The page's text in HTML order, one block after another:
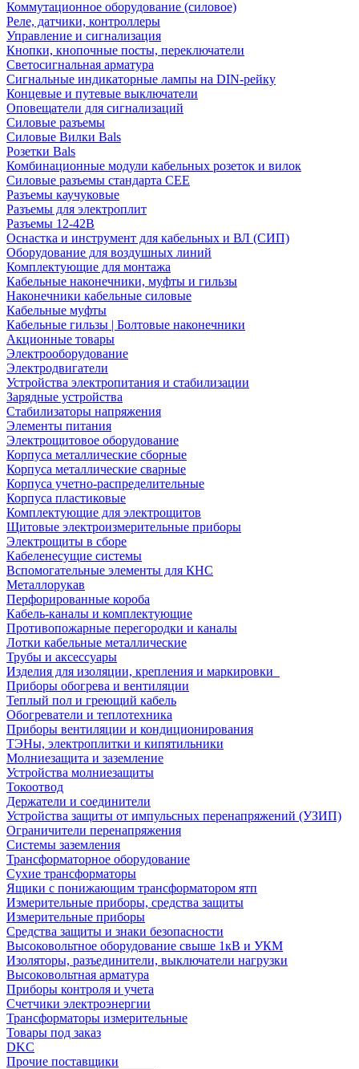
Коммутационное оборудование (силовое)
Реле, датчики, контроллеры
Управление и сигнализация
Кнопки, кнопочные посты, переключатели
Светосигнальная арматура
Сигнальные индикаторные лампы на DIN-рейку
Концевые и путевые выключатели
Оповещатели для сигнализаций
Силовые разъемы
Силовые Вилки Bals
Розетки Bals
Комбинационные модули кабельных розеток и вилок
Силовые разъемы стандарта CEE
Разъемы каучуковые
Разъемы для электроплит
Разъемы 12-42В
Оснастка и инструмент для кабельных и ВЛ (СИП)
Оборудование для воздушных линий
Комплектующие для монтажа
Кабельные наконечники, муфты и гильзы
Наконечники кабельные силовые
Кабельные муфты
Кабельные гильзы | Болтовые наконечники
Акционные товары
Электрооборудование
Электродвигатели
Устройства электропитания и стабилизации
Зарядные устройства
Стабилизаторы напряжения
Элементы питания
Электрощитовое оборудование
Корпуса металлические сборные
Корпуса металлические сварные
Корпуса учетно-распределительные
Корпуса пластиковые
Комплектующие для электрощитов
Щитовые электроизмерительные приборы
Электрощиты в сборе
Кабеленесущие системы
Вспомогательные элементы для КНС
Металлорукав
Перфорированные короба
Кабель-каналы и комплектующие
Противопожарные перегородки и каналы
Лотки кабельные металлические
Трубы и аксессуары
Изделия для изоляции, крепления и маркировки
Приборы обогрева и вентиляции
Теплый пол и греющий кабель
Обогреватели и теплотехника
Приборы вентиляции и кондиционирования
ТЭНы, электроплитки и кипятильники
Молниезащита и заземление
Устройства молниезащиты
Токоотвод
Держатели и соединители
Устройства защиты от импульсных перенапряжений (УЗИП)
Ограничители перенапряжения
Системы заземления
Трансформаторное оборудование
Сухие трансформаторы
Ящики с понижающим трансформатором ятп
Измерительные приборы, средства защиты
Измерительные приборы
Средства защиты и знаки безопасности
Высоковольтное оборудование свыше 1кВ и УКМ
Изоляторы, разъединители, выключатели нагрузки
Высоковольтная арматура
Приборы контроля и учета
Счетчики электроэнергии
Трансформаторы измерительные
Товары под заказ
DKC
Прочие поставщики